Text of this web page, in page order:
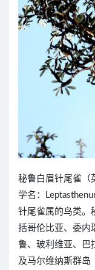
秘鲁白眉针尾雀（
学名：
针尾雀属的鸟类。
括哥伦比亚、委内
鲁、玻利维亚、巴
及马尔维纳斯群岛